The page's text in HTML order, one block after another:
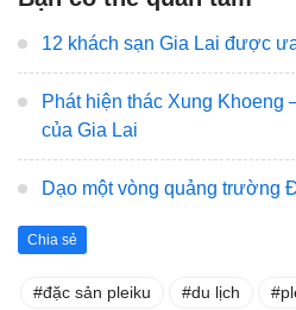
12 khách sạn Gia Lai được
Phát hiện thác Xung Khoeng
của Gia Lai
Dạo một vòng quảng trường
Chia sẻ
đặc sản pleiku du lịch